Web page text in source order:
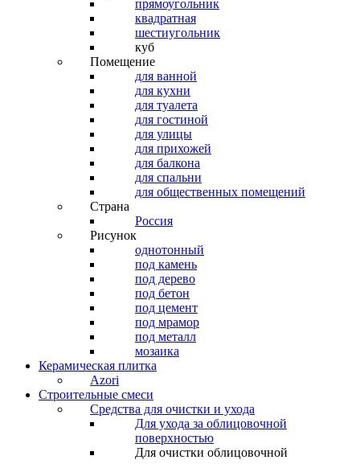
прямоугольник
квадратная
шестиугольник
куб
Помещение
для ванной
для кухни
для туалета
для гостиной
для улицы
для прихожей
для балкона
для спальни
для общественных помещений
Страна
Россия
Рисунок
однотонный
под камень
под дерево
под бетон
под цемент
под мрамор
под металл
мозаика
Керамическая плитка
Azori
Строительные смеси
Средства для очистки и ухода
Для ухода за облицовочной
поверхностью
Для очистки облицовочной